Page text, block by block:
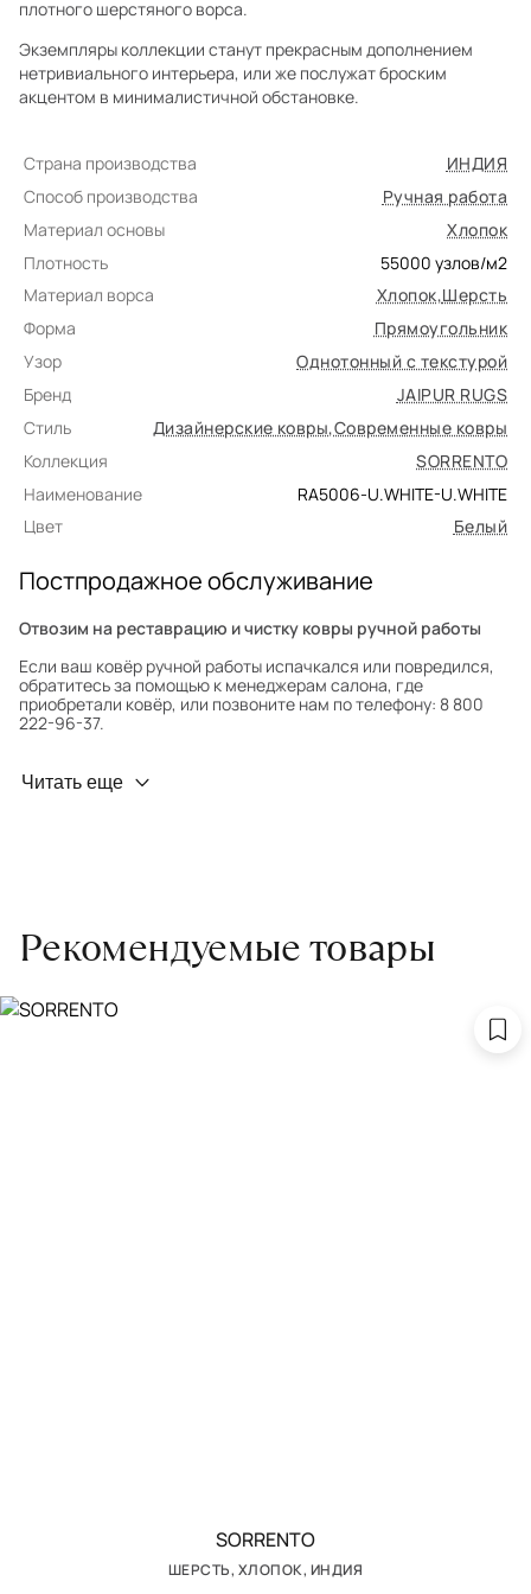
плотного шерстяного ворса.
Экземпляры коллекции станут прекрасным дополнением
нетривиального интерьера, или же послужат броским
акцентом в минималистичной обстановке.
Страна производства
ИНДИЯ
Способ производства
Ручная работа
Материал основы
Хлопок
Плотность
55000 узлов/м2
Материал ворса
Хлопок,Шерсть
Форма
Прямоугольник
Узор
Однотонный с текстурой
Бренд
JAIPUR RUGS
Стиль
Дизайнерские ковры,Современные ковры
Коллекция
SORRENTO
Наименование
RA5006-U.WHITE-U.WHITE
Цвет
Белый
Постпродажное обслуживание
Отвозим на реставрацию и чистку ковры ручной работы
Если ваш ковёр ручной работы испачкался или повредился,
обратитесь за помощью к менеджерам салона, где
приобретали ковёр, или позвоните нам по телефону: 8 800
222-96-37.
Профилактика износа
заборе ковра экспертом либо привозите его в салон.
Читать еще
Рекомендуемые товары
SORRENTO
ШЕРСТЬ, ХЛОПОК, ИНДИЯ